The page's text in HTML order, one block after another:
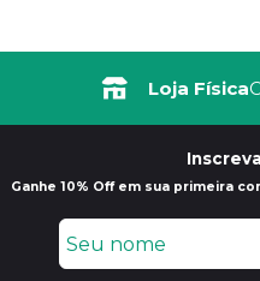
Loja Física
Ganhe 10% Off em sua primeira